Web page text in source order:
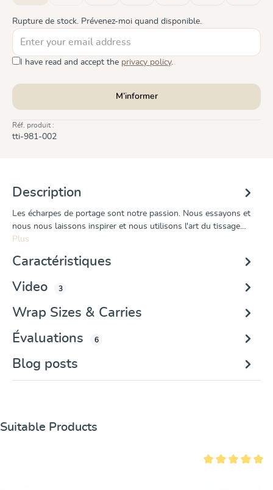
Rupture de stock. Prévenez-moi quand disponible.
I have read and accept the privacy policy.
M’informer
Réf. produit :
tti-981-002
Description
Les écharpes de portage sont notre passion. Nous essayons et
nous nous laissons inspirer et nous utilisons l'art du tissage…
Plus
Caractéristiques
Video
3
Wrap Sizes & Carries
Évaluations
6
Blog posts
Ignorer la galerie de produits
Suitable Products